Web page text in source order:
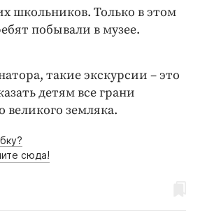
школьников. Только в этом
побывали в музее.
такие экскурсии – это
детям все грани
великого земляка.
сюда!